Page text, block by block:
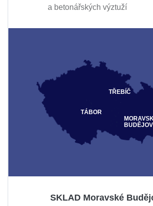
a betonářských výztuží
TÁBOR
TŘEBÍČ
SKLAD Moravské